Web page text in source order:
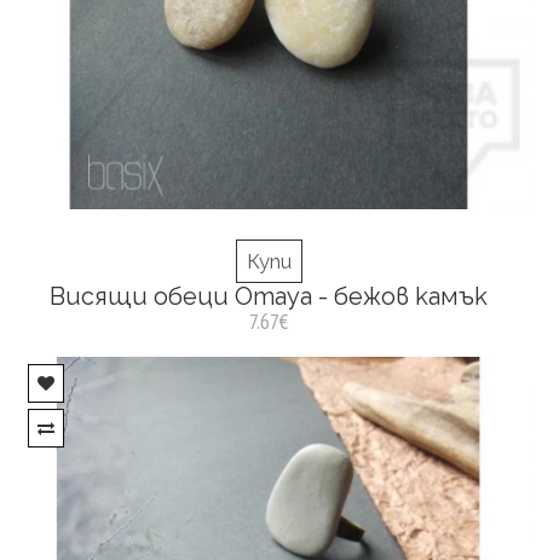
Купи
Висящи обеци Omaya - бежов камък
7.67€